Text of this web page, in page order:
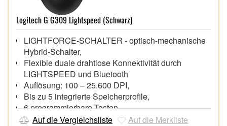
Logitech G G309 Lightspeed (Schwarz)
LIGHTFORCE-SCHALTER - optisch-mechanische
Hybrid-Schalter,
Flexible duale drahtlose Konnektivität durch
LIGHTSPEED und Bluetooth
Auflösung: 100 – 25.600 DPI,
Bis zu 5 integrierte Speicherprofile,
6 programmierbare Tasten,
Anpassen und Optimieren mit G Hub,
Auf die Vergleichsliste Auf die Merkliste